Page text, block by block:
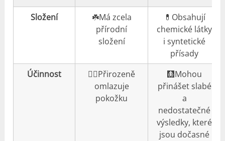
Složení
☘️Má zcela
přírodní
složení
💊Obsahují
chemické látky
i syntetické
přísady
Účinnost
👍🏼Přirozeně
omlazuje
pokožku
🩻Mohou
přinášet slabé
a
nedostatečné
výsledky, které
jsou dočasné